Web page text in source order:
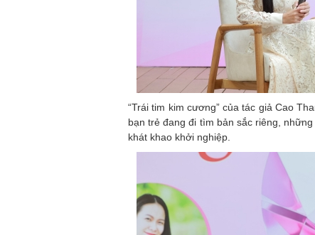
“Trái tim kim cương” của tác giả Cao
bạn trẻ đang đi tìm bản sắc riêng,
khát khao khởi nghiệp.